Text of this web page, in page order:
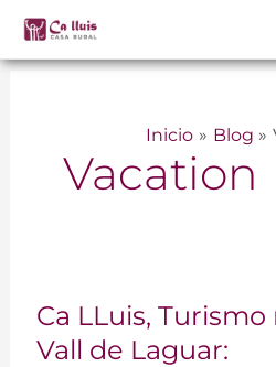
contenido
Inicio Blog
Vacation
Ca LLuis, Turismo
Vall de Laguar:
LLuis,
Turismo